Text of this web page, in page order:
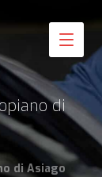
di
di Asiago